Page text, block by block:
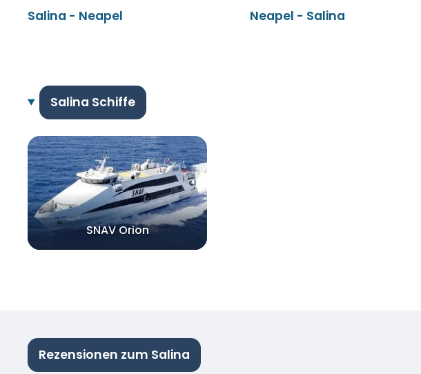
Salina - Neapel Neapel - Salina
Salina Schiffe
SNAV Orion
Rezensionen zum Salina